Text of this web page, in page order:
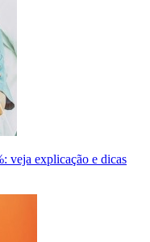
veja explicação e dicas